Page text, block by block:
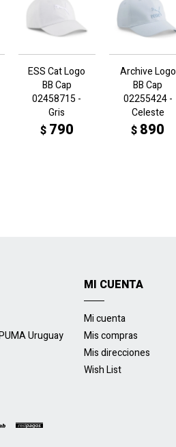
ESS Cat Logo
BB Cap
02458715 -
Gris
$ 790
Archive Logo
BB Cap
02255424 -
Celeste
$ 890
Uruguay
MI CUENTA
Mi cuenta
Mis compras
Mis direcciones
Wish List